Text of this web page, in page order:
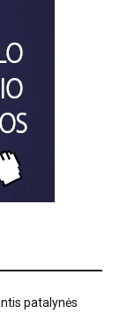
patalynės